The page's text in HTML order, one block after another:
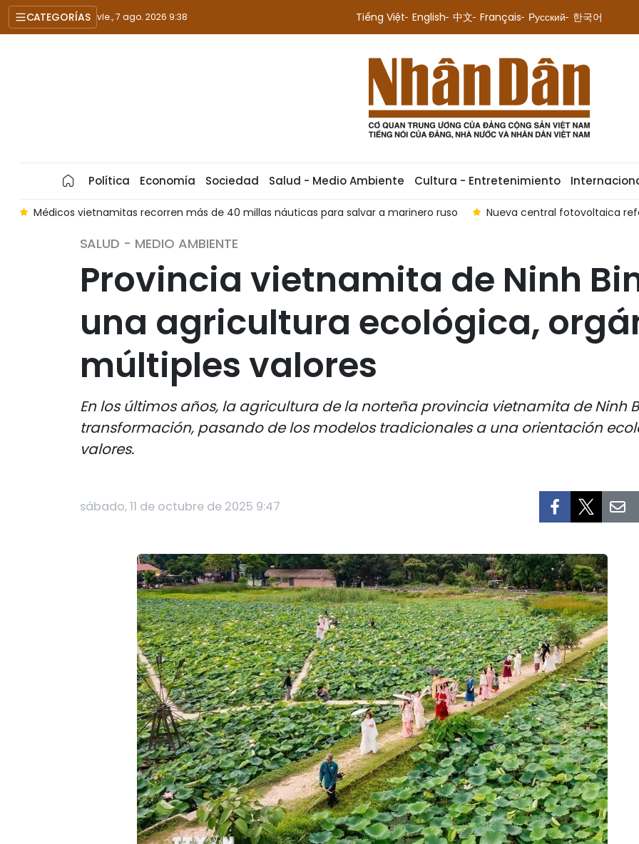
CATEGORÍAS vie., 7 ago. 2026 9:38 Tiếng Việt English 中文 Français Русский 한국어
Política Economía Sociedad Salud - Medio Ambiente Cultura - Entretenimiento
Médicos vietnamitas recorren más de 40 millas náuticas para salvar a marinero ruso Nueva central fotovoltaica
SALUD - MEDIO AMBIENTE
Provincia vietnamita de Ninh
una agricultura ecológica,
múltiples valores
En los últimos años, la agricultura de la norteña provincia vietnamita de Ninh
transformación, pasando de los modelos tradicionales a una orientación
valores.
sábado, 11 de octubre de 2025 9:47